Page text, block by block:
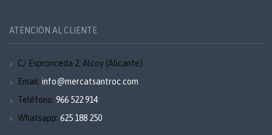
ATENCIÓN AL CLIENTE
C/ Espronceda 2, Alcoy (Alicante)
Email: info@mercatsantroc.com
Teléfono: 966 522 914
Whatsapp: 625 188 250